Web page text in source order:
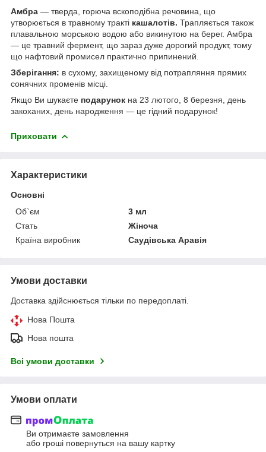
Амбра — тверда, горюча вскоподібна речовина, що
утворюється в травному тракті кашалотів. Трапляється також
плавальною морською водою або викинутою на берег. Амбра
— це травний фермент, що зараз дуже дорогий продукт, тому
що нафтовий промисел практично припинений.
Зберігання: в сухому, захищеному від потрапляння прямих
сонячних променів місці.
Якщо Ви шукаєте подарунок на 23 лютого, 8 березня, день
закоханих, день народження — це гідний подарунок!
Приховати
Характеристики
Основні
Об`єм
3 мл
Стать
Жіноча
Країна виробник
Саудівська Аравія
Умови доставки
Доставка здійснюється тільки по передоплаті.
Нова Пошта
Нова пошта
Всі умови доставки
Умови оплати
Ви отримаєте замовлення
або гроші повернуться на вашу картку